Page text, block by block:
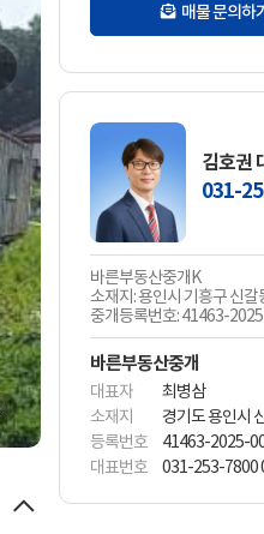
매물 문의하
김호권
031-
바른부동산중개K
소재지: 용인시 기흥구 신
중개등록번호: 41463-
바른부동산중개
대표자
최병삼
소재지
경기도 용인시
등록번호
41463-2025-
대표번호
031-253-7800